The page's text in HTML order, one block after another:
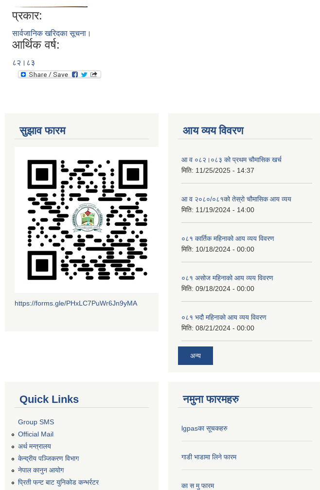
प्रकार:
सार्वजानिक खरिदका सूचना।
आर्थिक वर्ष:
८२।८३
सुझाव फारम
https://forms.gle/PHxLC7PuWr6Jn9yMA
आय व्यय विवरण
आ व ०८२।०८३ को प्रथम चौमासिक खर्च
मिति: 11/25/2025 - 14:37
आ व २०८०/०८१को तेस्रो चौमासिक आय व्यय
मिति: 11/19/2024 - 14:00
०८१ कार्तिक महिनाको आय व्यय विवरण
मिति: 10/18/2024 - 00:00
०८१ असोज महिनाको आय व्यय विवरण
मिति: 09/18/2024 - 00:00
०८१ भदौ महिनाको आय व्यय विवरण
मिति: 08/21/2024 - 00:00
अन्य
Quick Links
Group SMS
Official Mail
अर्थ मन्त्रालय
केन्द्रीय पञ्जिकरण विभाग
नेपाल कानुन आयोग
प्रिती फन्ट बाट युनिकोड कन्भर्रटर
नमुना फारमहरु
lgpasका सूचकहरु
गाडी भाडामा लिने फारम
का स मु फारम